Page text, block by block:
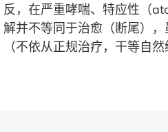
反，在严重哮喘、特应性（
解并不等同于治愈（断尾）
（不依从正规治疗，干等自